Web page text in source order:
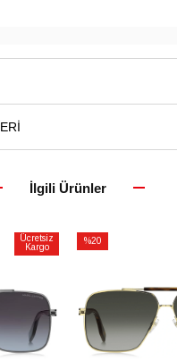
İlgili Ürünler
Ücretsiz
Kargo
%20